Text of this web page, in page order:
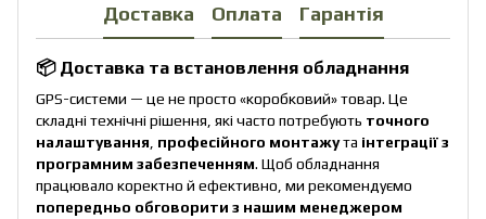
Доставка Оплата Гарантія
📦 Доставка та встановлення обладнання
GPS-системи — це не просто «коробковий» товар. Це
складні технічні рішення, які часто потребують точного
налаштування професійного монтажута інтеграції з
програмним забезпеченням. Щоб обладнання
працювало коректно й ефективно, ми рекомендуємо
попередньо обговорити з нашим менеджером